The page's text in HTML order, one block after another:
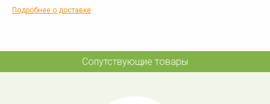
Подробнее о доставке
Сопутствующие товары